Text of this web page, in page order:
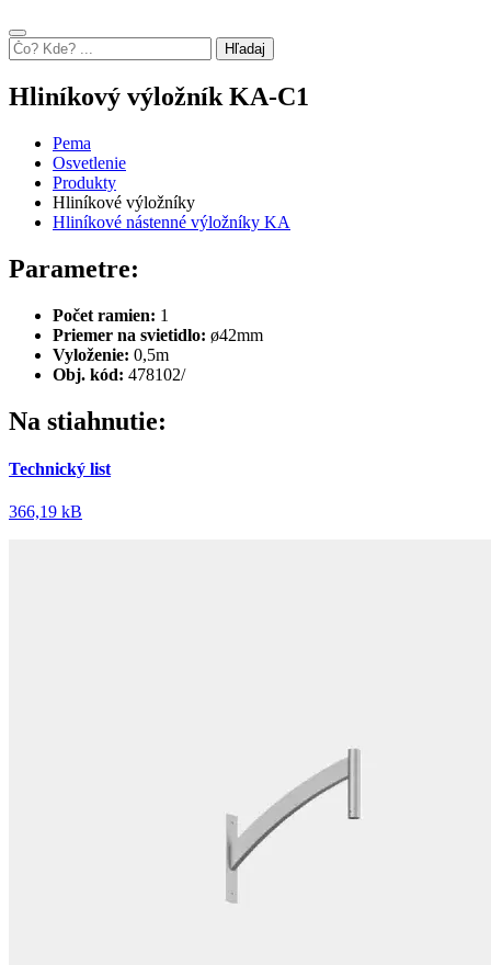
Hľadaj
Hliníkový výložník KA-C1
Pema
Osvetlenie
Produkty
Hliníkové výložníky
Hliníkové nástenné výložníky KA
Parametre:
Počet ramien: 1
Priemer na svietidlo: ø42mm
Vyloženie: 0,5m
Obj. kód: 478102/
Na stiahnutie:
Technický list
366,19 kB